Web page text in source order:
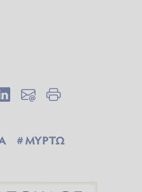
ΜΥΡΤΩ